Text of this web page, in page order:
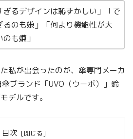
ぎるデザインは恥ずかしい」「で
るのも嫌」「何より機能性が大
も嫌」
私が出会ったのが、傘専門メーカ
ブランド「UVO（ウーボ）」鈴
デルです。
目次